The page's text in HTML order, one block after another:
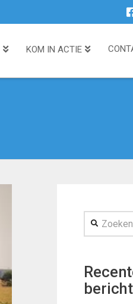
KOM IN ACTIE
Zoeken